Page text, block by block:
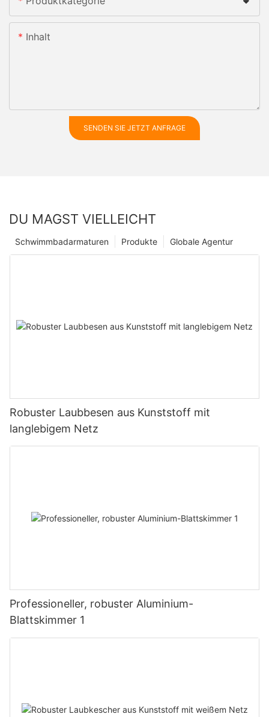
Inhalt
SENDEN SIE JETZT ANFRAGE
DU MAGST VIELLEICHT
Globale Agentur
Produkte
Schwimmbadarmaturen
Robuster Laubbesen aus Kunststoff mit
langlebigem Netz
Professioneller, robuster Aluminium-
Blattskimmer 1